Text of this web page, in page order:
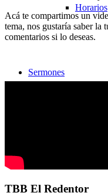
Horarios
Sermones
Acá te compartimos un
tema, nos gustaría saber la
comentarios si lo deseas.
TBB El Redentor